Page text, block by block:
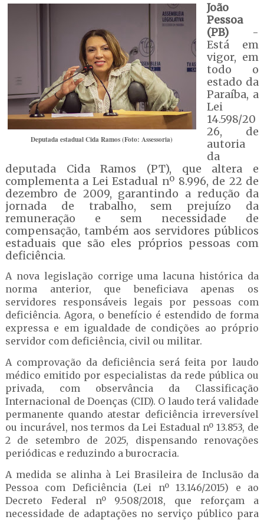
Deputada estadual Cida Ramos (Foto: Assessoria)
João
Pessoa
(PB)-
Está em
vigor, em
todo o
estado da
Paraíba, a
Lei
14.598/20
26, de
autoria
da
deputada Cida Ramos (PT), que altera e
complementa a Lei Estadual nº 8.996, de 22 de
dezembro de 2009, garantindo a redução da
jornada de trabalho, sem prejuízo da
remuneração e sem necessidade de
compensação, também aos servidores públicos
estaduais que são eles próprios pessoas com
deficiência.
A nova legislação corrige uma lacuna histórica da
norma anterior, que beneficiava apenas os
servidores responsáveis legais por pessoas com
deficiência. Agora, o benefício é estendido de forma
expressa e em igualdade de condições ao próprio
servidor com deficiência, civil ou militar.
A comprovação da deficiência será feita por laudo
médico emitido por especialistas da rede pública ou
privada, com observância da Classificação
Internacional de Doenças (CID). O laudo terá validade
permanente quando atestar deficiência irreversível
ou incurável, nos termos da Lei Estadual nº 13.853, de
2 de setembro de 2025, dispensando renovações
periódicas e reduzindo a burocracia.
A medida se alinha à Lei Brasileira de Inclusão da
Pessoa com Deficiência (Lei nº 13.146/2015) e ao
Decreto Federal nº 9.508/2018, que reforçam a
necessidade de adaptações no serviço público para